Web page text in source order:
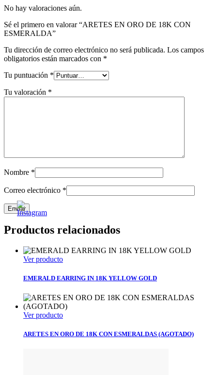
No hay valoraciones aún.
Sé el primero en valorar “ARETES EN ORO DE 18K CON
ESMERALDA”
Tu dirección de correo electrónico no será publicada. Los campos
obligatorios están marcados con *
Tu puntuación *
Tu valoración *
Nombre *
Correo electrónico *
Productos relacionados
Ver producto
EMERALD EARRING IN 18K YELLOW GOLD
Ver producto
ARETES EN ORO DE 18K CON ESMERALDAS (AGOTADO)